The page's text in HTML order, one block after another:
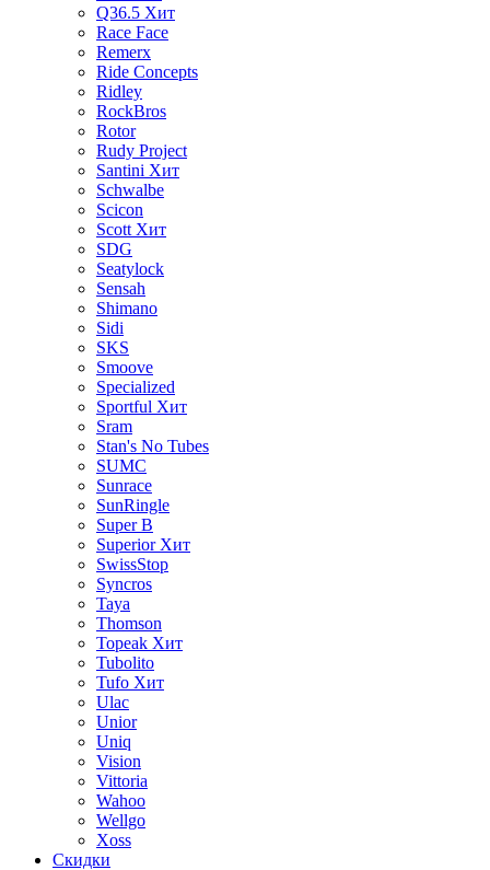
Q36.5 Хит
Race Face
Remerx
Ride Concepts
Ridley
RockBros
Rotor
Rudy Project
Santini Хит
Schwalbe
Scicon
Scott Хит
SDG
Seatylock
Sensah
Shimano
Sidi
SKS
Smoove
Specialized
Sportful Хит
Sram
Stan's No Tubes
SUMC
Sunrace
SunRingle
Super B
Superior Хит
SwissStop
Syncros
Taya
Thomson
Topeak Хит
Tubolito
Tufo Хит
Ulac
Unior
Uniq
Vision
Vittoria
Wahoo
Wellgo
Xoss
Скидки